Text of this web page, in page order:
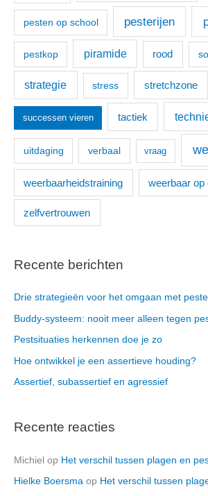
pesten op school pesterijen
pestkop piramide rood
strategie stress stretchzone
successen vieren tactiek
uitdaging verbaal vraag
weerbaarheidstraining weerbaar op
zelfvertrouwen
Recente berichten
Drie strategieën voor het omgaan met
Buddy-systeem: nooit meer alleen tegen
Pestsituaties herkennen doe je zo
Hoe ontwikkel je een assertieve houding?
Assertief, subassertief en agressief
Recente reacties
Michiel op Het verschil tussen plagen en
Hielke Boersma op Het verschil tussen